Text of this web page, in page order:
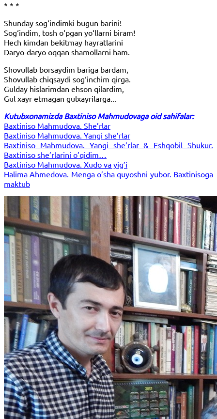
* * *
Shunday sog‘indimki bugun barini!
Sog‘indim, tosh o‘pgan yo‘llarni biram!
Hech kimdan bekitmay hayratlarini
Daryo-daryo oqqan shamollarni ham.
Shovullab borsaydim bariga bardam,
Shovullab chiqsaydi sog‘inchim qirga.
Gulday hislarimdan ehson qilardim,
Gul xayr etmagan gulxayrilarga...
Kutubxonamizda Baxtiniso Mahmudovaga oid sahifalar:
Baxtiniso Mahmudova. She’rlar
Baxtiniso Mahmudova. Yangi she’rlar
Baxtiniso Mahmudova. Yangi she’rlar & Eshqobil Shukur.
Baxtiniso she’rlarini o’qidim…
Baxtiniso Mahmudova. Xudo va yig’i
Halima Ahmedova. Menga o’sha quyoshni yubor. Baxtinisoga
maktub